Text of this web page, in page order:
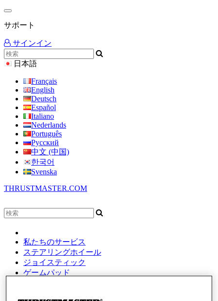
サポート
サインイン
日本語
Français
English
Deutsch
Español
Italiano
Nederlands
Português
Русский
中文 (中国)
한국어
Svenska
THRUSTMASTER.COM
私たちのサービス
ステアリングホイール
ジョイスティック
ゲームパッド